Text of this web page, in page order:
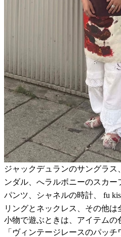
ジャックデュランのサングラ
ンダル、へラルボニーのスカ
パンツ、シャネルの時計、 fu
リングとネックレス、その他は
小物で遊ぶときは、アイテムの
「ヴィンテージレースのパッ